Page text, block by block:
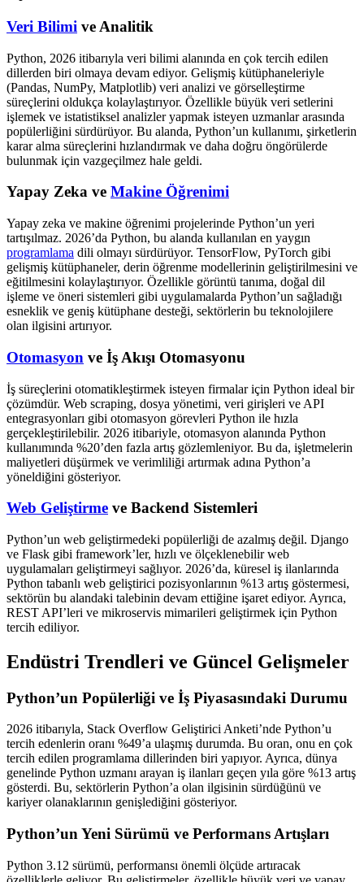
Veri Bilimi ve Analitik
Python, 2026 itibarıyla veri bilimi alanında en çok tercih edilen
dillerden biri olmaya devam ediyor. Gelişmiş kütüphaneleriyle
(Pandas, NumPy, Matplotlib) veri analizi ve görselleştirme
süreçlerini oldukça kolaylaştırıyor. Özellikle büyük veri setlerini
işlemek ve istatistiksel analizler yapmak isteyen uzmanlar arasında
popülerliğini sürdürüyor. Bu alanda, Python’un kullanımı, şirketlerin
karar alma süreçlerini hızlandırmak ve daha doğru öngörülerde
bulunmak için vazgeçilmez hale geldi.
Yapay Zeka ve Makine Öğrenimi
Yapay zeka ve makine öğrenimi projelerinde Python’un yeri
tartışılmaz. 2026’da Python, bu alanda kullanılan en yaygın
programlama dili olmayı sürdürüyor. TensorFlow, PyTorch gibi
gelişmiş kütüphaneler, derin öğrenme modellerinin geliştirilmesini ve
eğitilmesini kolaylaştırıyor. Özellikle görüntü tanıma, doğal dil
işleme ve öneri sistemleri gibi uygulamalarda Python’un sağladığı
esneklik ve geniş kütüphane desteği, sektörlerin bu teknolojilere
olan ilgisini artırıyor.
Otomasyon ve İş Akışı Otomasyonu
İş süreçlerini otomatikleştirmek isteyen firmalar için Python ideal bir
çözümdür. Web scraping, dosya yönetimi, veri girişleri ve API
entegrasyonları gibi otomasyon görevleri Python ile hızla
gerçekleştirilebilir. 2026 itibariyle, otomasyon alanında Python
kullanımında %20’den fazla artış gözlemleniyor. Bu da, işletmelerin
maliyetleri düşürmek ve verimliliği artırmak adına Python’a
yöneldiğini gösteriyor.
Web Geliştirme ve Backend Sistemleri
Python’un web geliştirmedeki popülerliği de azalmış değil. Django
ve Flask gibi framework’ler, hızlı ve ölçeklenebilir web
uygulamaları geliştirmeyi sağlıyor. 2026’da, küresel iş ilanlarında
Python tabanlı web geliştirici pozisyonlarının %13 artış göstermesi,
sektörün bu alandaki talebinin devam ettiğine işaret ediyor. Ayrıca,
REST API’leri ve mikroservis mimarileri geliştirmek için Python
tercih ediliyor.
Endüstri Trendleri ve Güncel Gelişmeler
Python’un Popülerliği ve İş Piyasasındaki Durumu
2026 itibarıyla, Stack Overflow Geliştirici Anketi’nde Python’u
tercih edenlerin oranı %49’a ulaşmış durumda. Bu oran, onu en çok
tercih edilen programlama dillerinden biri yapıyor. Ayrıca, dünya
genelinde Python uzmanı arayan iş ilanları geçen yıla göre %13 artış
gösterdi. Bu, sektörlerin Python’a olan ilgisinin sürdüğünü ve
kariyer olanaklarının genişlediğini gösteriyor.
Python’un Yeni Sürümü ve Performans Artışları
Python 3.12 sürümü, performansı önemli ölçüde artıracak